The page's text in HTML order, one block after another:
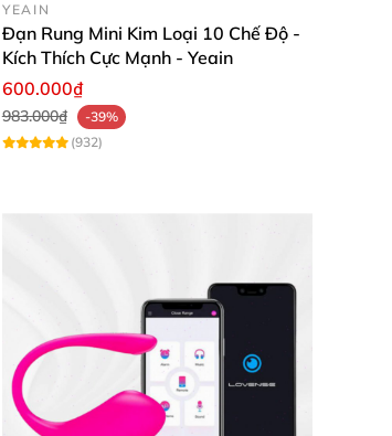
YEAIN
Đạn Rung Mini Kim Loại 10 Chế Độ -
Kích Thích Cực Mạnh - Yeain
600.000₫
983.000₫
-39%
(932)